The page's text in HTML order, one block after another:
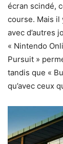
écran scindé,
course. Mais il
avec d’autres
« Nintendo
Pursuit »
tandis que «
qu’avec ceux